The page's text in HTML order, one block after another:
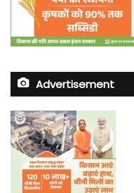
Advertisement